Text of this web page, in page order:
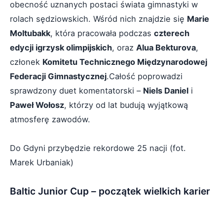
obecność uznanych postaci świata gimnastyki w
rolach sędziowskich. Wśród nich znajdzie się Marie
Moltubakk, która pracowała podczas czterech
edycji igrzysk olimpijskich, oraz Alua Bekturova,
członek Komitetu Technicznego Międzynarodowej
Federacji Gimnastycznej.Całość poprowadzi
sprawdzony duet komentatorski – Niels Daniel i
Paweł Wołosz, którzy od lat budują wyjątkową
atmosferę zawodów.
Do Gdyni przybędzie rekordowe 25 nacji (fot.
Marek Urbaniak)
Baltic Junior Cup – początek wielkich karier